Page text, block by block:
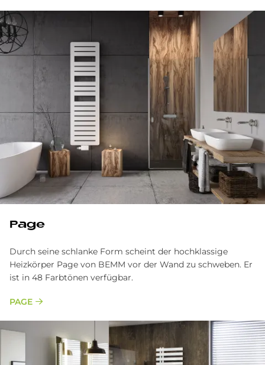
Page
Durch seine schlanke Form scheint der hochklassige
Heizkörper Page von BEMM vor der Wand zu schweben. Er
ist in 48 Farbtönen verfügbar.
PAGE